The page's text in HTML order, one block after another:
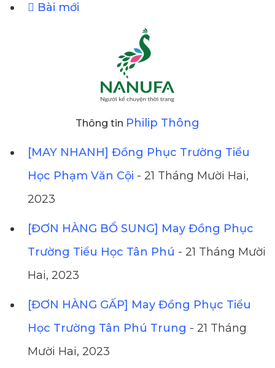
Bài mới
Thông tin Philip Thông
[MAY NHANH] Đồng Phục Trường Tiểu
Học Phạm Văn Cội - 21 Tháng Mười Hai,
2023
[ĐƠN HÀNG BỔ SUNG] May Đồng Phục
Trường Tiểu Học Tân Phú - 21 Tháng Mười
Hai, 2023
[ĐƠN HÀNG GẤP] May Đồng Phục Tiểu
Học Trường Tân Phú Trung - 21 Tháng
Mười Hai, 2023